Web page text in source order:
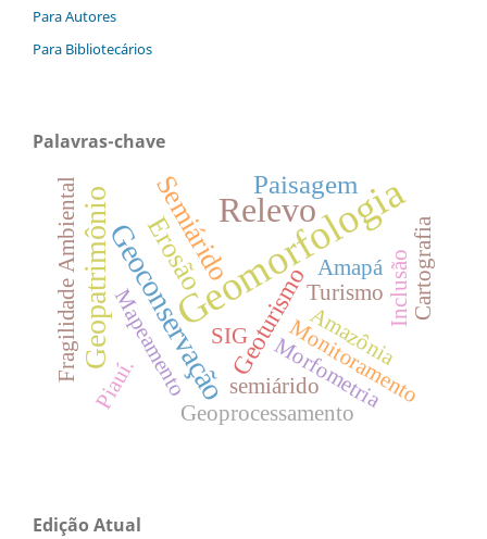
Para Autores
Para Bibliotecários
Palavras-chave
Geomorfologia
Relevo
Geoconservação
Geopatrimônio Semiárido
Erosão
Paisagem
Geoturismo
Fragilidade Ambiental Turismo
Mapeamento Monitoramento
Geoprocessamento
Morfometria
Amazônia
Amapá InclusãoCartografia
semiárido
SIG
Piauí.
Edição Atual